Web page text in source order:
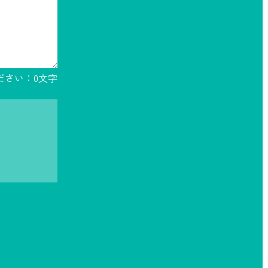
い： 0文字